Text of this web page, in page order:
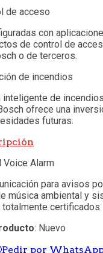
de acceso
con
de control de
o de terceros.
de incendios
de
ofrece una
futuras.
Alarm
para avisos
música ambiental y
certificados
: Nuevo
Pedir por